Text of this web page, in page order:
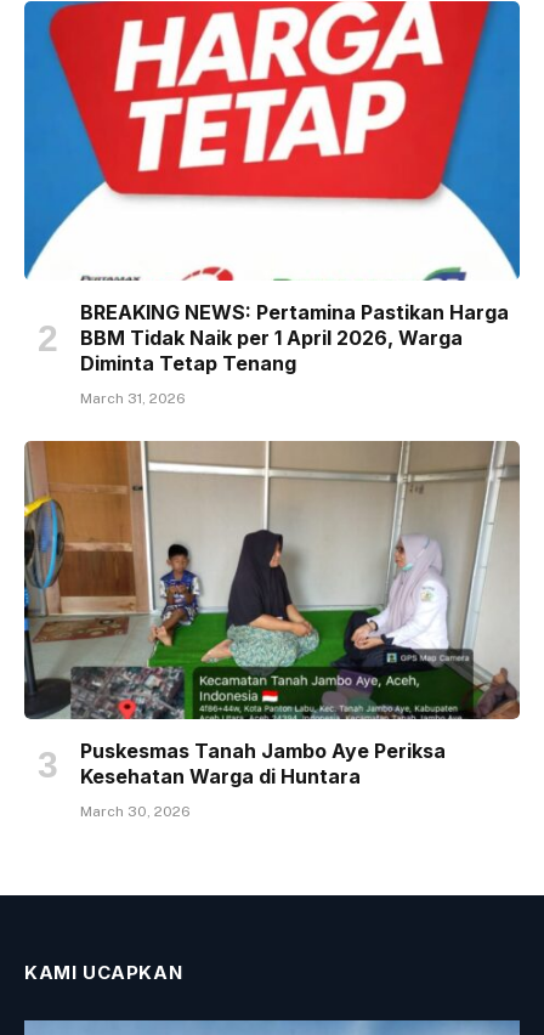
BREAKING NEWS: Pertamina Pastikan Harga
BBM Tidak Naik per 1 April 2026, Warga
Diminta Tetap Tenang
March 31, 2026
Puskesmas Tanah Jambo Aye Periksa
Kesehatan Warga di Huntara
March 30, 2026
KAMI UCAPKAN